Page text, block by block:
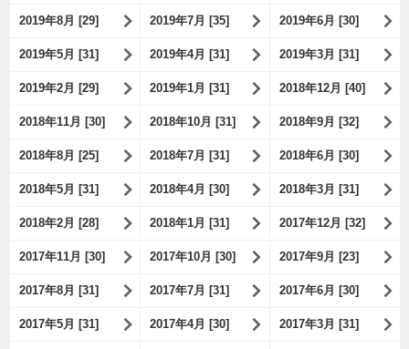
2019年8月 [29] 2019年7月 [35] 2019年6月 [30]
2019年5月 [31] 2019年4月 [31] 2019年3月 [31]
2019年2月 [29] 2019年1月 [31] 2018年12月 [40]
2018年11月 [30] 2018年10月 [31] 2018年9月 [32]
2018年8月 [25] 2018年7月 [31] 2018年6月 [30]
2018年5月 [31] 2018年4月 [30] 2018年3月 [31]
2018年2月 [28] 2018年1月 [31] 2017年12月 [32]
2017年11月 [30] 2017年10月 [30] 2017年9月 [23]
2017年8月 [31] 2017年7月 [31] 2017年6月 [30]
2017年5月 [31] 2017年4月 [30] 2017年3月 [31]